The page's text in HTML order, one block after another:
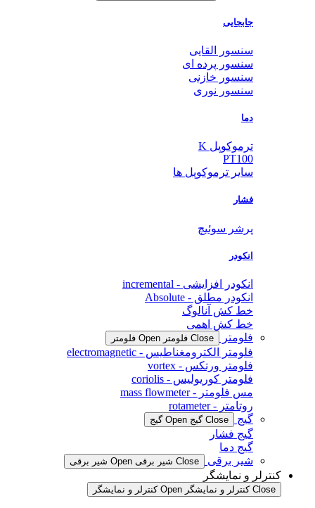
جابجایی
سنسور القایی
سنسور پرده ای
سنسور خازنی
سنسور نوری
دما
ترموکوپل K
PT100
سایر ترموکوپل ها
فشار
پرشر سوئیچ
انکودر
انکودر افزایشی - incremental
انکودر مطلق - Absolute
خط کش آنالوگ
خط کش اهمی
فلومتر
Close فلومتر Open فلومتر
فلومتر الکترومغناطیس - electromagnetic
فلومتر ورتکس - vortex
فلومتر کوریولیس - coriolis
مس فلومتر - mass flowmeter
روتامتر - rotameter
گیج
Close گیج Open گیج
گیج فشار
گیج دما
شیر برقی
Close شیر برقی Open شیر برقی
کنترلر و نمایشگر
Close کنترلر و نمایشگر Open کنترلر و نمایشگر